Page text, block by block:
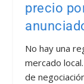
precio
No hay una
mercado
de